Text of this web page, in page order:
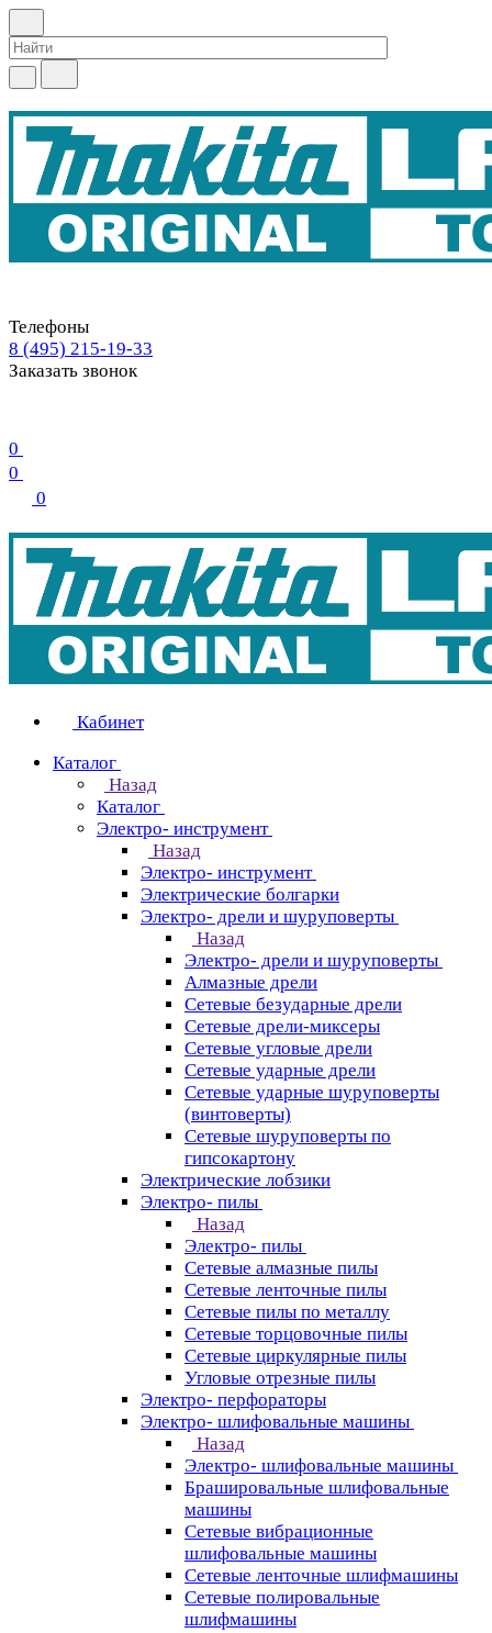
Телефоны
8 (495) 215-19-33
Заказать звонок
0
0
0
Кабинет
Каталог
Назад
Каталог
Электро- инструмент
Назад
Электро- инструмент
Электрические болгарки
Электро- дрели и шуруповерты
Назад
Электро- дрели и шуруповерты
Алмазные дрели
Сетевые безударные дрели
Сетевые дрели-миксеры
Сетевые угловые дрели
Сетевые ударные дрели
Сетевые ударные шуруповерты
(винтоверты)
Сетевые шуруповерты по
гипсокартону
Электрические лобзики
Электро- пилы
Назад
Электро- пилы
Сетевые алмазные пилы
Сетевые ленточные пилы
Сетевые пилы по металлу
Сетевые торцовочные пилы
Сетевые циркулярные пилы
Угловые отрезные пилы
Электро- перфораторы
Электро- шлифовальные машины
Назад
Электро- шлифовальные машины
Брашировальные шлифовальные
машины
Сетевые вибрационные
шлифовальные машины
Сетевые ленточные шлифмашины
Сетевые полировальные
шлифмашины